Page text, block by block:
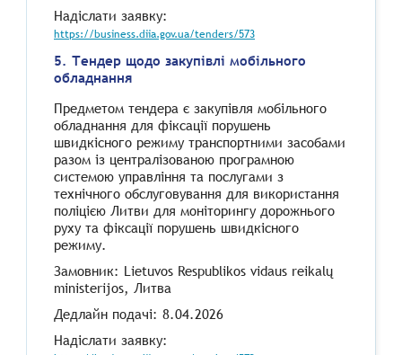
Надіслати заявку:
https://business.diia.gov.ua/tenders/573
5. Тендер щодо закупівлі мобільного
обладнання
Предметом тендера є закупівля мобільного
обладнання для фіксації порушень
швидкісного режиму транспортними засобами
разом із централізованою програмною
системою управління та послугами з
технічного обслуговування для використання
поліцією Литви для моніторингу дорожнього
руху та фіксації порушень швидкісного
режиму.
Замовник: Lietuvos Respublikos vidaus reikalų
ministerijos, Литва
Дедлайн подачі: 8.04.2026
Надіслати заявку: